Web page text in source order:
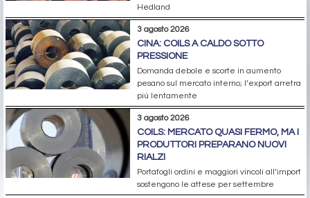
Hedland
3 agosto 2026
CINA: COILS A CALDO SOTTO
PRESSIONE
Domanda debole e scorte in aumento
pesano sul mercato interno; l’export arretra
più lentamente
3 agosto 2026
COILS: MERCATO QUASI FERMO, MA I
PRODUTTORI PREPARANO NUOVI
RIALZI
Portafogli ordini e maggiori vincoli all’import
sostengono le attese per settembre